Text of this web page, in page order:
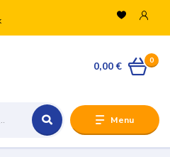
Menu
0
0,00 €